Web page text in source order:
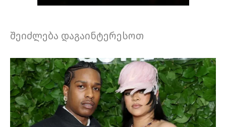
შეიძლება დაგაინტერესოთ